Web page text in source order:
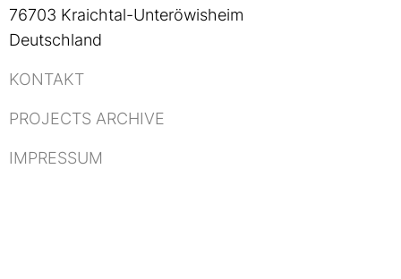
76703 Kraichtal-Unteröwisheim
Deutschland
KONTAKT
PROJECTS ARCHIVE
IMPRESSUM